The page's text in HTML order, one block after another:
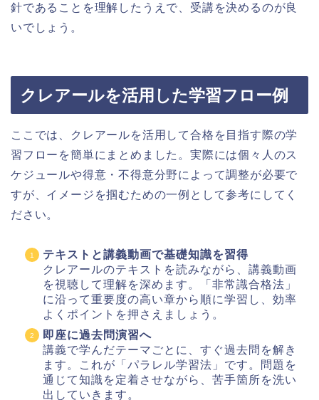
針であることを理解したうえで、受講を決めるのが良
いでしょう。
クレアールを活用した学習フロー例
ここでは、クレアールを活用して合格を目指す際の学
習フローを簡単にまとめました。実際には個々人のス
ケジュールや得意・不得意分野によって調整が必要で
すが、イメージを掴むための一例として参考にしてく
ださい。
テキストと講義動画で基礎知識を習得
クレアールのテキストを読みながら、講義動画
を視聴して理解を深めます。「非常識合格法」
に沿って重要度の高い章から順に学習し、効率
よくポイントを押さえましょう。
即座に過去問演習へ
講義で学んだテーマごとに、すぐ過去問を解き
ます。これが「パラレル学習法」です。問題を
通じて知識を定着させながら、苦手箇所を洗い
出していきます。